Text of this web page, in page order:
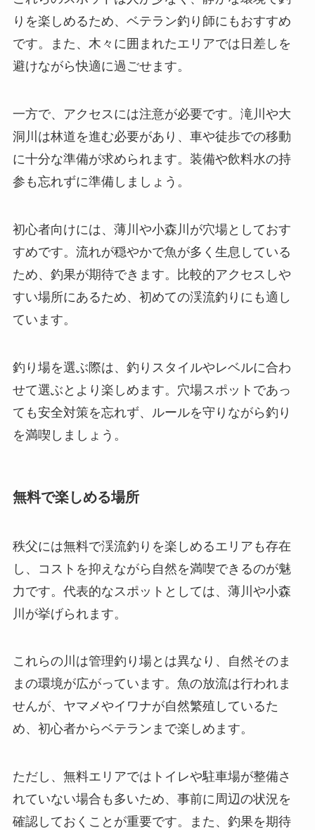
りを楽しめるため、ベテラン釣り師にもおすすめ
です。また、木々に囲まれたエリアでは日差しを
避けながら快適に過ごせます。
一方で、アクセスには注意が必要です。滝川や大
洞川は林道を進む必要があり、車や徒歩での移動
に十分な準備が求められます。装備や飲料水の持
参も忘れずに準備しましょう。
初心者向けには、薄川や小森川が穴場としておす
すめです。流れが穏やかで魚が多く生息している
ため、釣果が期待できます。比較的アクセスしや
すい場所にあるため、初めての渓流釣りにも適し
ています。
釣り場を選ぶ際は、釣りスタイルやレベルに合わ
せて選ぶとより楽しめます。穴場スポットであっ
ても安全対策を忘れず、ルールを守りながら釣り
を満喫しましょう。
無料で楽しめる場所
秩父には無料で渓流釣りを楽しめるエリアも存在
し、コストを抑えながら自然を満喫できるのが魅
力です。代表的なスポットとしては、薄川や小森
川が挙げられます。
これらの川は管理釣り場とは異なり、自然そのま
まの環境が広がっています。魚の放流は行われま
せんが、ヤマメやイワナが自然繁殖しているた
め、初心者からベテランまで楽しめます。
ただし、無料エリアではトイレや駐車場が整備さ
れていない場合も多いため、事前に周辺の状況を
確認しておくことが重要です。また、釣果を期待